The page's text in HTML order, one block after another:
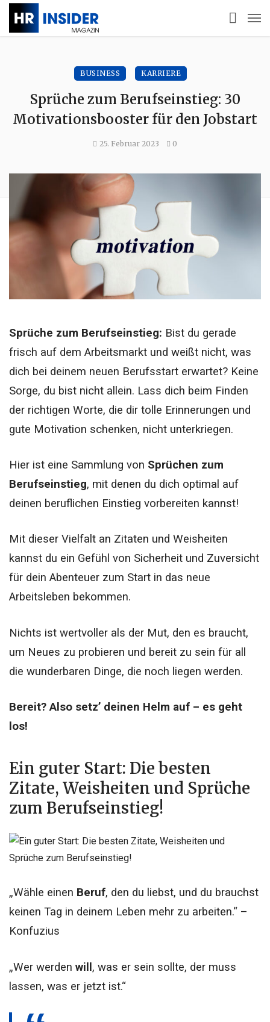
BUSINESS KARRIERE
Sprüche zum Berufseinstieg: 30
Motivationsbooster für den Jobstart
25. Februar 2023 0
Sprüche zum Berufseinstieg: Bist du gerade
frisch auf dem Arbeitsmarkt und weißt nicht, was
dich bei deinem neuen Berufsstart erwartet? Keine
Sorge, du bist nicht allein. Lass dich beim Finden
der richtigen Worte, die dir tolle Erinnerungen und
gute Motivation schenken, nicht unterkriegen.
Hier ist eine Sammlung von Sprüchen zum
Berufseinstieg, mit denen du dich optimal auf
deinen beruflichen Einstieg vorbereiten kannst!
Mit dieser Vielfalt an Zitaten und Weisheiten
kannst du ein Gefühl von Sicherheit und Zuversicht
für dein Abenteuer zum Start in das neue
Arbeitsleben bekommen.
Nichts ist wertvoller als der Mut, den es braucht,
um Neues zu probieren und bereit zu sein für all
die wunderbaren Dinge, die noch liegen werden.
Bereit? Also setz’ deinen Helm auf – es geht
los!
Ein guter Start: Die besten
Zitate, Weisheiten und Sprüche
zum Berufseinstieg!
„Wähle einen Beruf, den du liebst, und du brauchst
keinen Tag in deinem Leben mehr zu arbeiten.“ –
Konfuzius
„Wer werden will, was er sein sollte, der muss
lassen, was er jetzt ist.“